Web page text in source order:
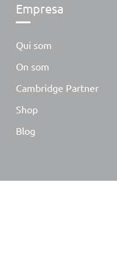
Empresa
Qui som
On som
Cambridge Partner
Shop
Blog